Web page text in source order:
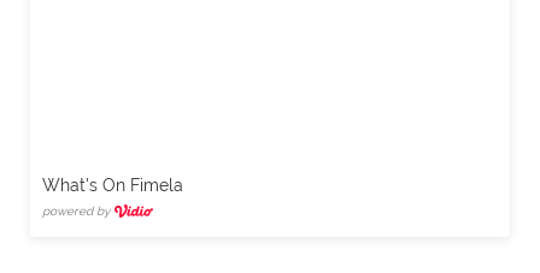
What's On Fimela
powered by